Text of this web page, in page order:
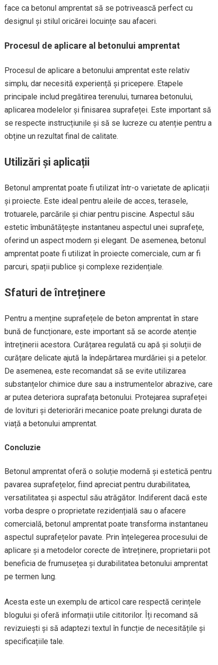
face ca betonul amprentat să se potrivească perfect cu
designul și stilul oricărei locuințe sau afaceri.
Procesul de aplicare al betonului amprentat
Procesul de aplicare a betonului amprentat este relativ
simplu, dar necesită experiență și pricepere. Etapele
principale includ pregătirea terenului, turnarea betonului,
aplicarea modelelor și finisarea suprafeței. Este important să
se respecte instrucțiunile și să se lucreze cu atenție pentru a
obține un rezultat final de calitate.
Utilizări și aplicații
Betonul amprentat poate fi utilizat într-o varietate de aplicații
și proiecte. Este ideal pentru aleile de acces, terasele,
trotuarele, parcările și chiar pentru piscine. Aspectul său
estetic îmbunătățește instantaneu aspectul unei suprafețe,
oferind un aspect modern și elegant. De asemenea, betonul
amprentat poate fi utilizat în proiecte comerciale, cum ar fi
parcuri, spații publice și complexe rezidențiale.
Sfaturi de întreținere
Pentru a menține suprafețele de beton amprentat în stare
bună de funcționare, este important să se acorde atenție
întreținerii acestora. Curățarea regulată cu apă și soluții de
curățare delicate ajută la îndepărtarea murdăriei și a petelor.
De asemenea, este recomandat să se evite utilizarea
substanțelor chimice dure sau a instrumentelor abrazive, care
ar putea deteriora suprafața betonului. Protejarea suprafeței
de lovituri și deteriorări mecanice poate prelungi durata de
viață a betonului amprentat.
Concluzie
Betonul amprentat oferă o soluție modernă și estetică pentru
pavarea suprafețelor, fiind apreciat pentru durabilitatea,
versatilitatea și aspectul său atrăgător. Indiferent dacă este
vorba despre o proprietate rezidențială sau o afacere
comercială, betonul amprentat poate transforma instantaneu
aspectul suprafețelor pavate. Prin înțelegerea procesului de
aplicare și a metodelor corecte de întreținere, proprietarii pot
beneficia de frumusețea și durabilitatea betonului amprentat
pe termen lung.
Acesta este un exemplu de articol care respectă cerințele
blogului și oferă informații utile cititorilor. Îți recomand să
revizuiești și să adaptezi textul în funcție de necesitățile și
specificațiile tale.